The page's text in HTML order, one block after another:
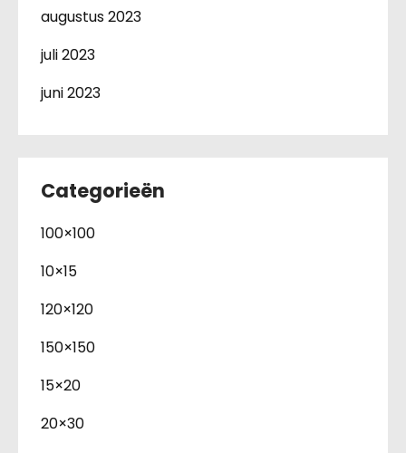
augustus 2023
juli 2023
juni 2023
Categorieën
100×100
10×15
120×120
150×150
15×20
20×30